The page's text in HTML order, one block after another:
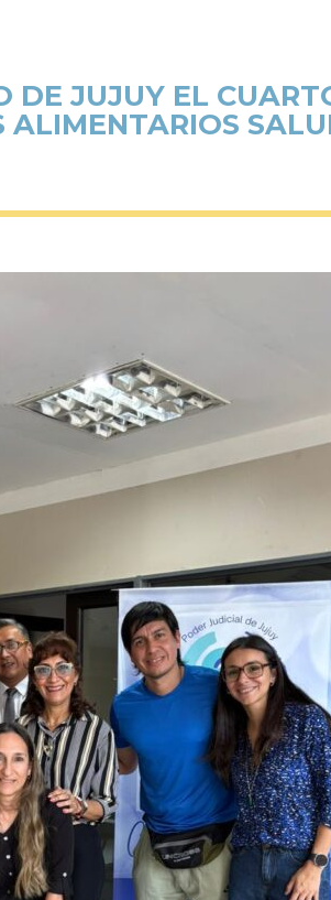
DE JUJUY EL
ALIMENTARIOS